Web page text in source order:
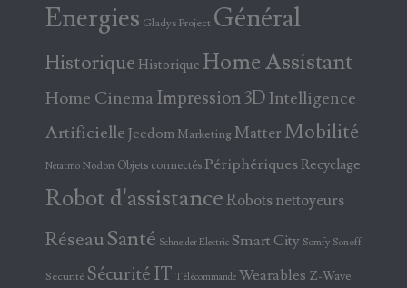
Energies Gladys Project Général
Historique Historique Home Assistant
Home Cinema Impression 3DIntelligence
Artificielle Jeedom Marketing Matter Mobilité
Netatmo Nodon Objets connectés PériphériquesRecyclage
Robot d'assistance Robots nettoyeurs
RéseauSanté Schneider Electric Smart City Somfy Sonoff
Sécurité Sécurité IT Télécommande Wearables Z-Wave